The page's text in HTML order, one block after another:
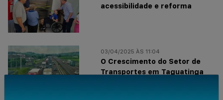
acessibilidade e reforma
03/04/2025 ÀS 11:04
O Crescimento do Setor de
Transportes em Taguatinga